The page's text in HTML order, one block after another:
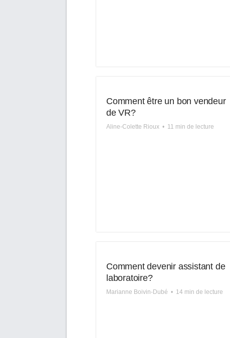
Comment être un bon vendeur
de VR?
Aline-Colette Rioux • 11 min de lecture
Comment devenir assistant de
laboratoire?
Marianne Boivin-Dubé • 14 min de lecture